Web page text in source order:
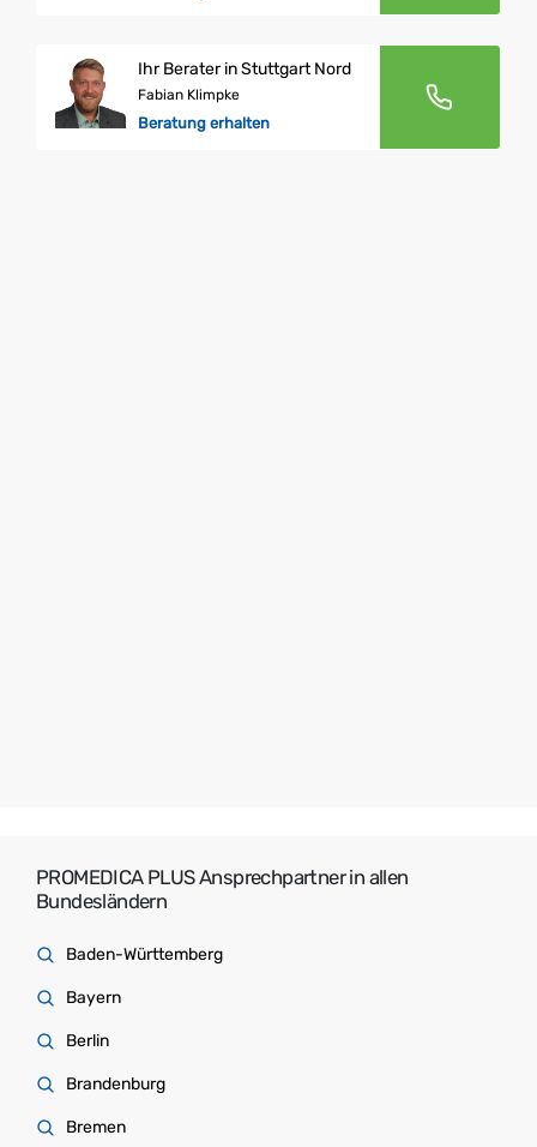
Ihr Berater in Stuttgart Nord
Fabian Klimpke
Beratung erhalten
PROMEDICA PLUS Ansprechpartner in allen
Bundesländern
Baden-Württemberg
Bayern
Berlin
Brandenburg
Bremen